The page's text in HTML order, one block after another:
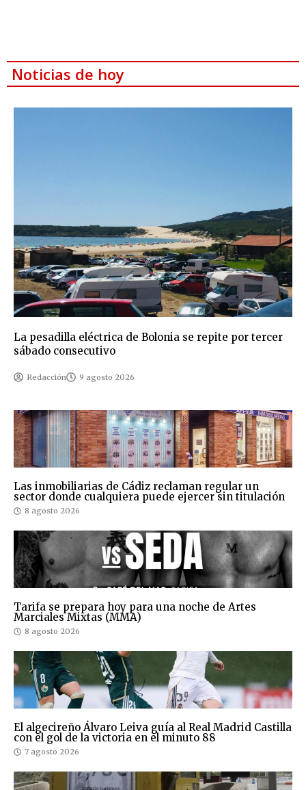
Noticias de hoy
La pesadilla eléctrica de Bolonia se repite por tercer
sábado consecutivo
Redacción 9 agosto 2026
Las inmobiliarias de Cádiz reclaman regular un
sector donde cualquiera puede ejercer sin titulación
8 agosto 2026
Tarifa se prepara hoy para una noche de Artes
Marciales Mixtas (MMA)
8 agosto 2026
El algecireño Álvaro Leiva guía al Real Madrid Castilla
con el gol de la victoria en el minuto 88
7 agosto 2026